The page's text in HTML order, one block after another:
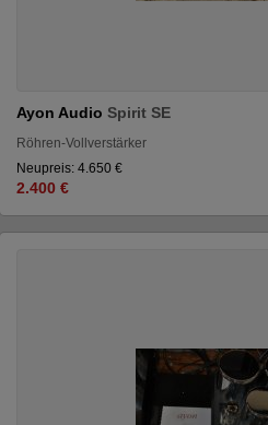
Ayon Audio Spirit SE
Röhren-Vollverstärker
Neupreis: 4.650 €
2.400 €